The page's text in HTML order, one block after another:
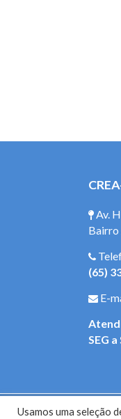
Av.
Bairro
(65)
E-
SEG
Usamos uma seleção